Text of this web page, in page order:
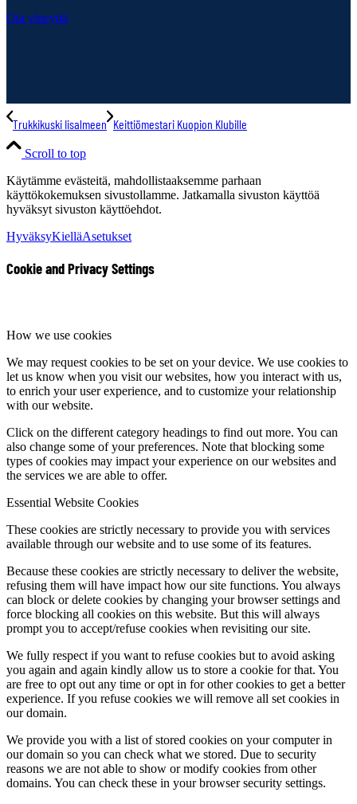
Ota yhteyttä
Trukkikuski Iisalmeen Keittiömestari Kuopion Klubille
Scroll to top
Käytämme evästeitä, mahdollistaaksemme parhaan
käyttökokemuksen sivustollamme. Jatkamalla sivuston käyttöä
hyväksyt sivuston käyttöehdot.
HyväksyKielläAsetukset
Cookie and Privacy Settings
How we use cookies
We may request cookies to be set on your device. We use cookies to
let us know when you visit our websites, how you interact with us,
to enrich your user experience, and to customize your relationship
with our website.
Click on the different category headings to find out more. You can
also change some of your preferences. Note that blocking some
types of cookies may impact your experience on our websites and
the services we are able to offer.
Essential Website Cookies
These cookies are strictly necessary to provide you with services
available through our website and to use some of its features.
Because these cookies are strictly necessary to deliver the website,
refusing them will have impact how our site functions. You always
can block or delete cookies by changing your browser settings and
force blocking all cookies on this website. But this will always
prompt you to accept/refuse cookies when revisiting our site.
We fully respect if you want to refuse cookies but to avoid asking
you again and again kindly allow us to store a cookie for that. You
are free to opt out any time or opt in for other cookies to get a better
experience. If you refuse cookies we will remove all set cookies in
our domain.
We provide you with a list of stored cookies on your computer in
our domain so you can check what we stored. Due to security
reasons we are not able to show or modify cookies from other
domains. You can check these in your browser security settings.